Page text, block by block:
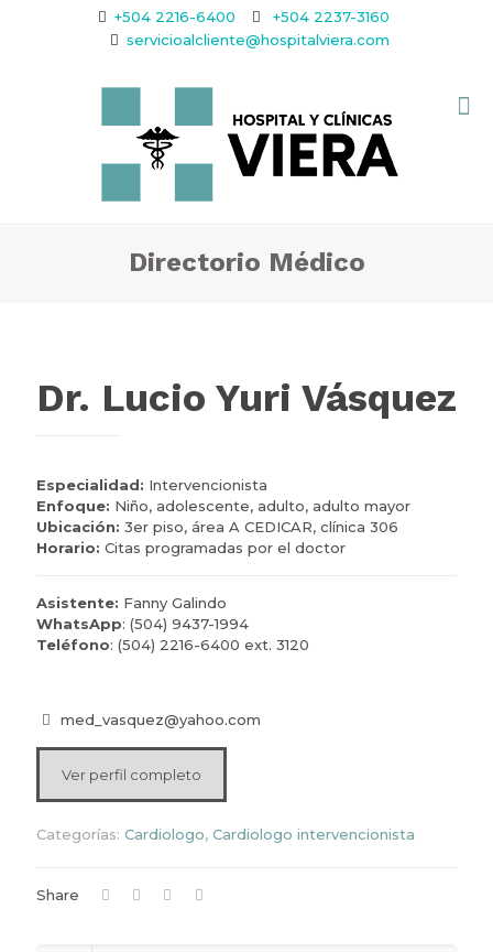
+504 2216-6400
+504 2237-3160
servicioalcliente@hospitalviera.com
Directorio Médico
Dr. Lucio Yuri Vásquez
Especialidad: Intervencionista
Enfoque: Niño, adolescente, adulto, adulto mayor
Ubicación: 3er piso, área A CEDICAR, clínica 306
Horario: Citas programadas por el doctor
Asistente: Fanny Galindo
WhatsApp: (504) 9437-1994
Teléfono: (504) 2216-6400 ext. 3120
med_vasquez@yahoo.com
Ver perfil completo
Categorías: Cardiologo, Cardiologo intervencionista
Share